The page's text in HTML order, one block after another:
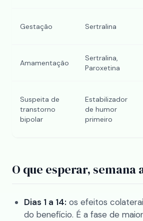
Gestação Sertralina
Amamentação
Sertralina,
Paroxetina
Suspeita de
transtorno
bipolar
Estabilizador
de humor
primeiro
O que esperar, semana
Dias 1 a 14: os efeitos
do benefício. É a fase de